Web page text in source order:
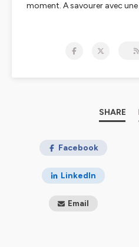
moment. A savourer avec
SHARE
Facebook
LinkedIn
Email